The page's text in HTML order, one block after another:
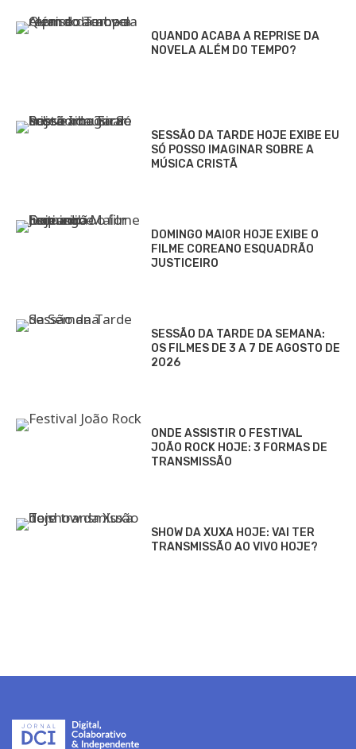
QUANDO ACABA A REPRISE DA
NOVELA ALÉM DO TEMPO?
SESSÃO DA TARDE HOJE EXIBE EU
SÓ POSSO IMAGINAR SOBRE A
MÚSICA CRISTÃ
DOMINGO MAIOR HOJE EXIBE O
FILME COREANO ESQUADRÃO
JUSTICEIRO
SESSÃO DA TARDE DA SEMANA:
OS FILMES DE 3 A 7 DE AGOSTO DE
2026
ONDE ASSISTIR O FESTIVAL
JOÃO ROCK HOJE: 3 FORMAS DE
TRANSMISSÃO
SHOW DA XUXA HOJE: VAI TER
TRANSMISSÃO AO VIVO HOJE?